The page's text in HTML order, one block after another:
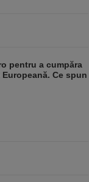
pentru a cumpăra
Ce spun